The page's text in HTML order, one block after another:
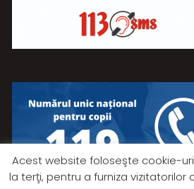
Acest website foloseşte cookie-
la terţi, pentru a furniza vizitatorilor